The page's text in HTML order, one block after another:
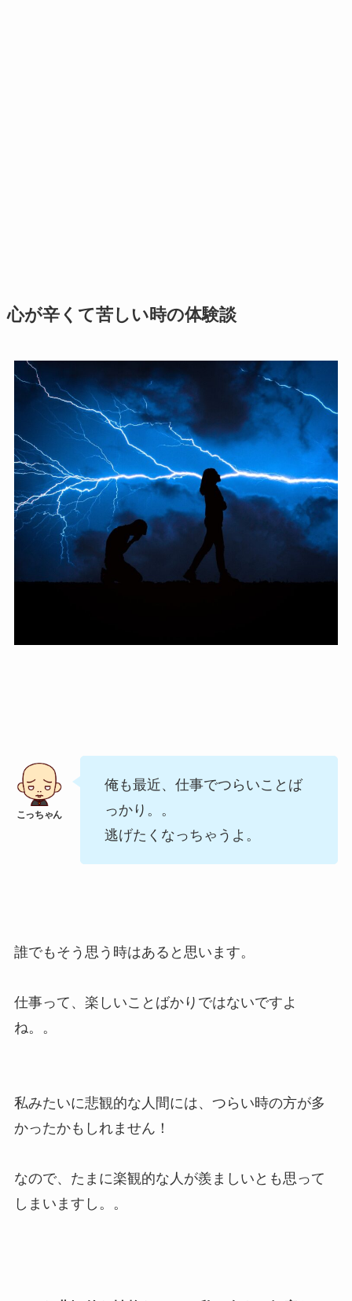
心が辛くて苦しい時の体験談
俺も最近、仕事でつらいことば
っかり。。
逃げたくなっちゃうよ。
誰でもそう思う時はあると思います。
仕事って、楽しいことばかりではないですよ
ね。。
私みたいに悲観的な人間には、つらい時の方が多
かったかもしれません！
なので、たまに楽観的な人が羨ましいとも思って
しまいますし。。